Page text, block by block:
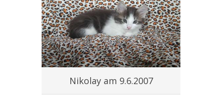
Nikolay am 9.6.2007